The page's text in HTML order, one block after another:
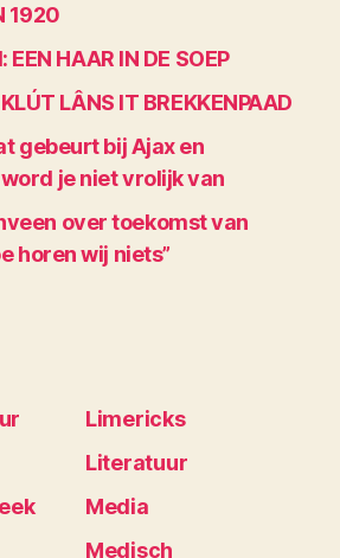
1920
HAAR IN DE SOEP
LÂNS IT BREKKENPAAD
gebeurt bij Ajax en
je niet vrolijk van
over toekomst van
horen wij niets”
Limericks
Literatuur
Media
Medisch